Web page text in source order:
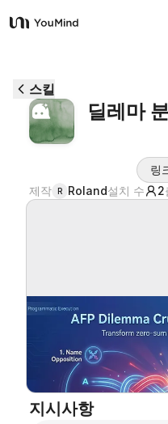
YouMind
사용 사례
블로그
스킬
딜레마
링
제작 R Roland설치 수 2
지시사항